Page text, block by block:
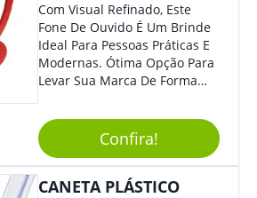
Com Visual Refinado, Este
Fone De Ouvido É Um Brinde
Ideal Para Pessoas Práticas E
Modernas. Ótima Opção Para
Levar Sua Marca De Forma
Sua Empresa Em Eventos,
Reuniões Corporativas Ou Até
Mesmo Para Presentear
Colaboradores E Parceiros De
Sua Empresa.
Confira!
CANETA PLÁSTICO